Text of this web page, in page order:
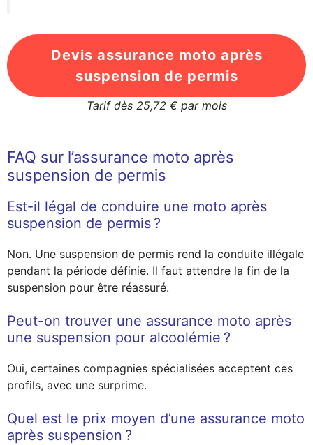
Devis assurance moto après
suspension de permis
Tarif dès 25,72 € par mois
FAQ sur l’assurance moto après
suspension de permis
Est-il légal de conduire une moto après
suspension de permis ?
Non. Une suspension de permis rend la conduite illégale
pendant la période définie. Il faut attendre la fin de la
suspension pour être réassuré.
Peut-on trouver une assurance moto après
une suspension pour alcoolémie ?
Oui, certaines compagnies spécialisées acceptent ces
profils, avec une surprime.
Quel est le prix moyen d’une assurance moto
après suspension ?